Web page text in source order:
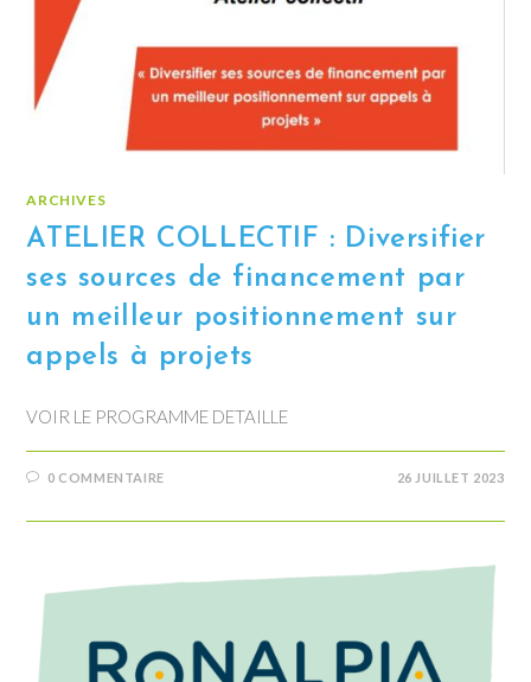
ARCHIVES
ATELIER COLLECTIF : Diversifier
ses sources de financement par
un meilleur positionnement sur
appels à projets
VOIR LE PROGRAMME DETAILLE
0 COMMENTAIRE 26 JUILLET 2023